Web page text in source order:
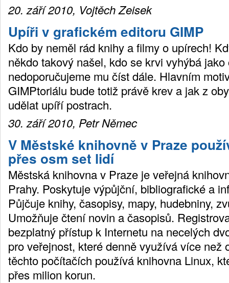
20. září 2010, Vojtěch Zeisek
Upíři v grafickém editoru GIMP
Kdo by neměl rád knihy a filmy o upírech!
někdo takový našel, kdo se krvi vyhýbá
nedoporučujeme mu číst dále. Hlavním
GIMPtoriálu bude totiž právě krev a jak z
udělat upíří postrach.
30. září 2010, Petr Němec
V Městské knihovně v Praze
přes osm set lidí
Městská knihovna v Praze je veřejná
Prahy. Poskytuje výpůjční, bibliografické a
Půjčuje knihy, časopisy, mapy, hudebniny,
Umožňuje čtení novin a časopisů.
bezplatný přístup k Internetu na necelých
pro veřejnost, které denně využívá více než
těchto počítačích používá knihovna Linux,
přes milion korun.